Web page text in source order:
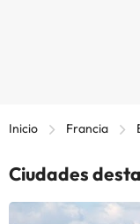
Inicio Francia
Ciudades